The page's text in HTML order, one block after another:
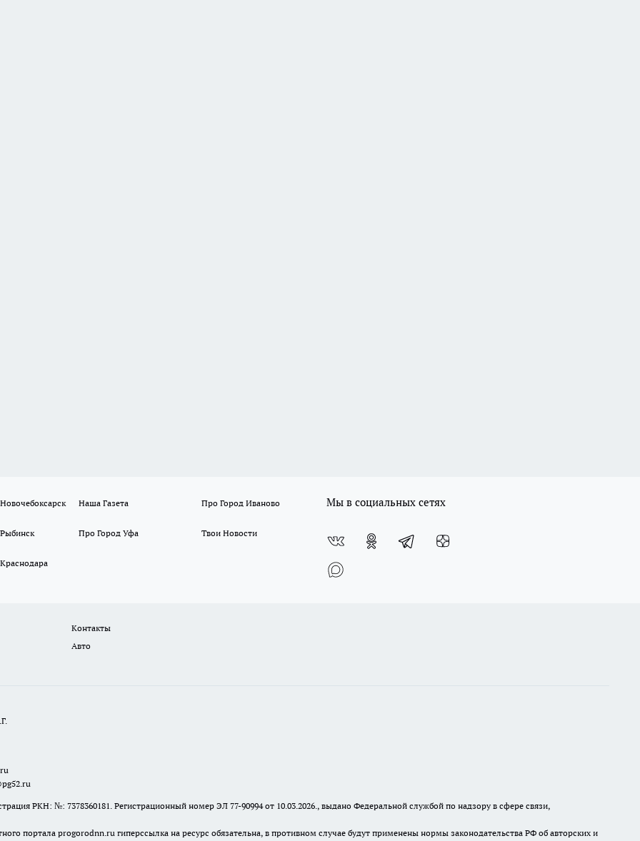
Наша Газета Про Город Иваново
Про Город Уфа Твои Новости
Мы в социальных сетях
Контакты
Авто
РКН: №: 7378360181. Регистрационный номер ЭЛ 77-90994 от 10.03.2026., выдано Федеральной службой по надзору в сфере связи,
портала progorodnn.ru гиперссылка на ресурс обязательна, в противном случае будут применены нормы законодательства РФ об авторских и